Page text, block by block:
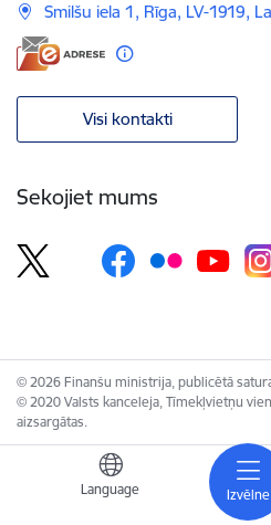
Izvēlne
Language
Smilšu iela 1, Rīga, LV-1919,
Visi kontakti
Sekojiet mums
© 2026 Finanšu ministrija, publicētā
© 2020 Valsts kanceleja, Tīmekļvietņu
aizsargātas.